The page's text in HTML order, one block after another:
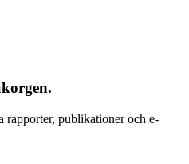
publikationer och e-